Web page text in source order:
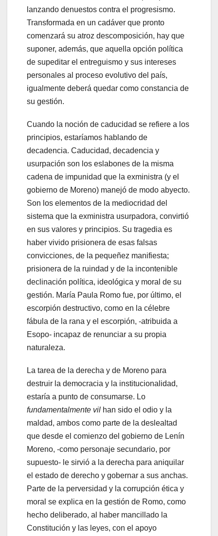
lanzando denuestos contra el progresismo.
Transformada en un cadáver que pronto
comenzará su atroz descomposición, hay que
suponer, además, que aquella opción política
de supeditar el entreguismo y sus intereses
personales al proceso evolutivo del país,
igualmente deberá quedar como constancia de
su gestión.
Cuando la noción de caducidad se refiere a los
principios, estaríamos hablando de
decadencia. Caducidad, decadencia y
usurpación son los eslabones de la misma
cadena de impunidad que la exministra (y el
gobierno de Moreno) manejó de modo abyecto.
Son los elementos de la mediocridad del
sistema que la exministra usurpadora, convirtió
en sus valores y principios. Su tragedia es
haber vivido prisionera de esas falsas
convicciones, de la pequeñez manifiesta;
prisionera de la ruindad y de la incontenible
declinación política, ideológica y moral de su
gestión. María Paula Romo fue, por último, el
escorpión destructivo, como en la célebre
fábula de la rana y el escorpión, -atribuida a
Esopo- incapaz de renunciar a su propia
naturaleza.
La tarea de la derecha y de Moreno para
destruir la democracia y la institucionalidad,
estaría a punto de consumarse. Lo
fundamentalmente vil han sido el odio y la
maldad, ambos como parte de la deslealtad
que desde el comienzo del gobierno de Lenín
Moreno, -como personaje secundario, por
supuesto- le sirvió a la derecha para aniquilar
el estado de derecho y gobernar a sus anchas.
Parte de la perversidad y la corrupción ética y
moral se explica en la gestión de Romo, como
hecho deliberado, al haber mancillado la
Constitución y las leyes, con el apoyo